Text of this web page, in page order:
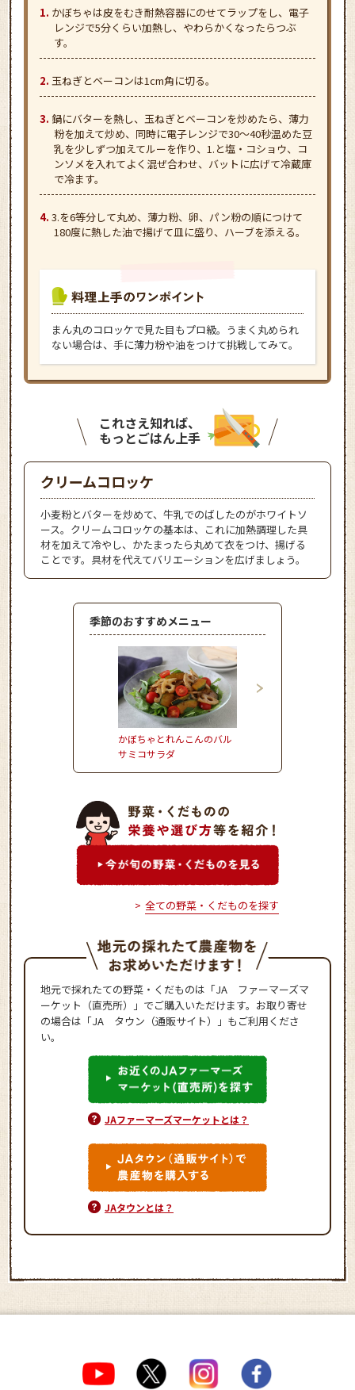
かぼちゃは皮をむき耐熱容器にのせてラップをし、電子
レンジで5分くらい加熱し、やわらかくなったらつぶ
す。
玉ねぎとベーコンは1cm角に切る。
鍋にバターを熱し、玉ねぎとベーコンを炒めたら、薄力
粉を加えて炒め、同時に電子レンジで30～40秒温めた豆
乳を少しずつ加えてルーを作り、1.と塩・コショウ、コ
ンソメを入れてよく混ぜ合わせ、バットに広げて冷蔵庫
で冷ます。
3.を6等分して丸め、薄力粉、卵、パン粉の順につけて
180度に熱した油で揚げて皿に盛り、ハーブを添える。
まん丸のコロッケで見た目もプロ級。うまく丸められ
ない場合は、手に薄力粉や油をつけて挑戦してみて。
これさえ知れば、
もっとごはん上手
クリームコロッケ
小麦粉とバターを炒めて、牛乳でのばしたのがホワイトソ
ース。クリームコロッケの基本は、これに加熱調理した具
材を加えて冷やし、かたまったら丸めて衣をつけ、揚げる
ことです。具材を代えてバリエーションを広げましょう。
季節のおすすめメニュー
かぼちゃとれんこんのバル
サミコサラダ
全ての野菜・くだものを探す
地元で採れたての野菜・くだものは「JA ファーマーズマ
ーケット（直売所）」でご購入いただけます。お取り寄せ
の場合は「JA タウン（通販サイト）」もご利用くださ
い。
JAファーマーズマーケットとは？
JAタウンとは？